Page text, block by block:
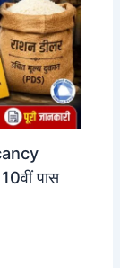
पास